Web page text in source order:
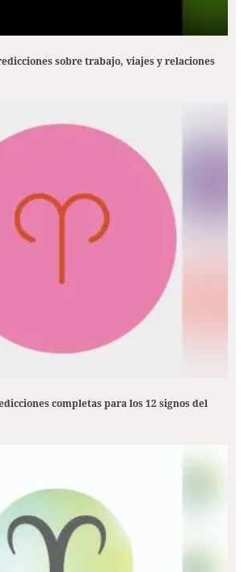
sobre trabajo, viajes y relaciones
completas para los 12 signos del